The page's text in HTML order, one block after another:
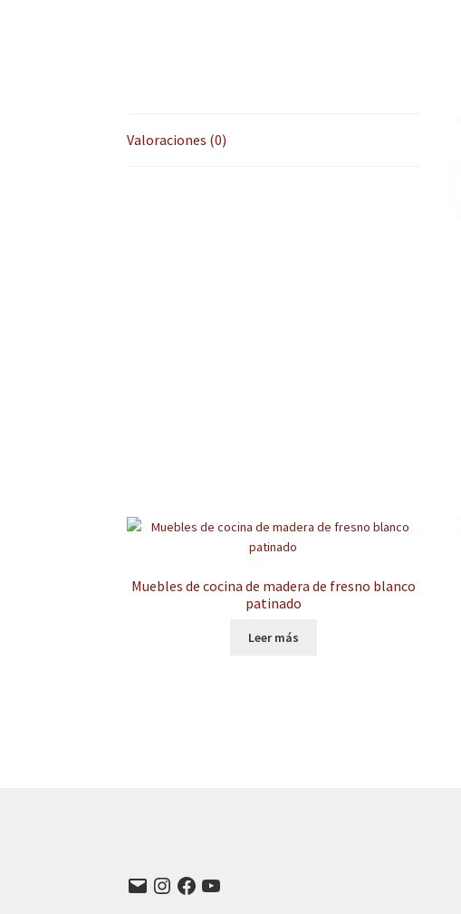
Valoraciones (0)
Muebles de cocina de madera de fresno blanco
patinado
Leer más
Correo
electrónico
Instagram
Facebook
YouTube